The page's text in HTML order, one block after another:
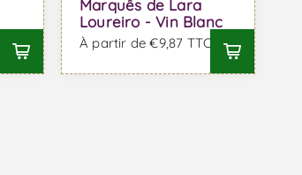
Marquês de Lara
Loureiro - Vin Blanc
À partir de €9,87 TTC